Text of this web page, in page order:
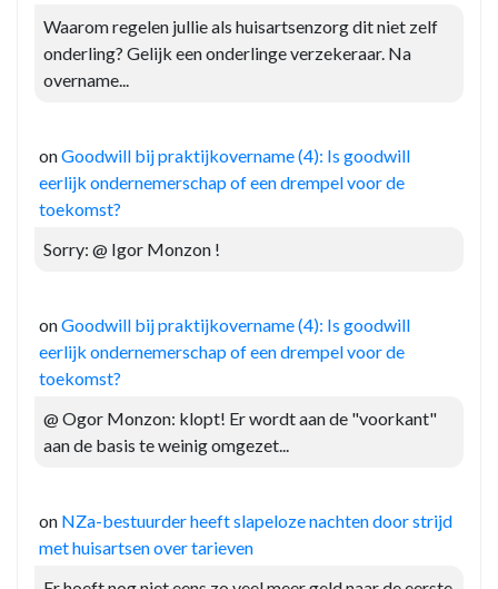
Waarom regelen jullie als huisartsenzorg dit niet zelf
onderling? Gelijk een onderlinge verzekeraar. Na
overname...
onGoodwill bij praktijkovername (4): Is goodwill
eerlijk ondernemerschap of een drempel voor de
toekomst?
Sorry: @ Igor Monzon !
onGoodwill bij praktijkovername (4): Is goodwill
eerlijk ondernemerschap of een drempel voor de
toekomst?
@ Ogor Monzon: klopt! Er wordt aan de "voorkant"
aan de basis te weinig omgezet...
on NZa-bestuurder heeft slapeloze nachten door strijd
met huisartsen over tarieven